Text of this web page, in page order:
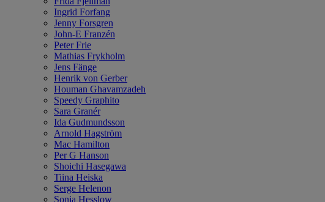
Ingrid Forfang
Jenny Forsgren
John-E Franzén
Peter Frie
Mathias Frykholm
Jens Fänge
Henrik von Gerber
Houman Ghavamzadeh
Speedy Graphito
Sara Granér
Ida Gudmundsson
Arnold Hagström
Mac Hamilton
Per G Hanson
Shoichi Hasegawa
Tiina Heiska
Serge Helenon
Sonja Hesslow